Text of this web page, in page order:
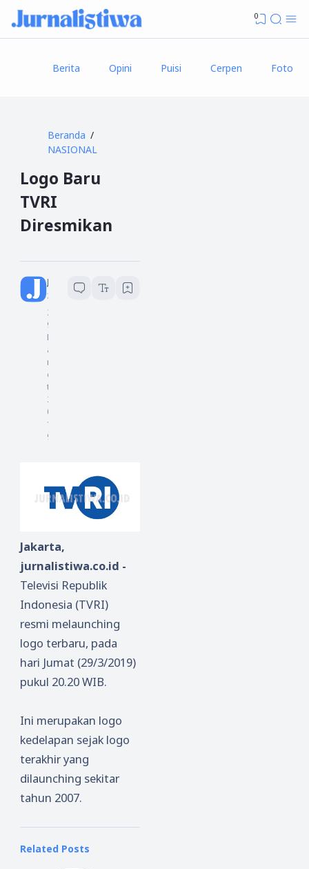
0
Berita Opini Puisi Cerpen Foto
Beranda
NASIONAL
Logo Baru
TVRI
Diresmikan
1
2
9
M
a
r
e
t
2
0
1
9
Jakarta,
jurnalistiwa.co.id -
Televisi Republik
Indonesia (TVRI)
resmi melaunching
logo terbaru, pada
hari Jumat (29/3/2019)
pukul 20.20 WIB.
Ini merupakan logo
kedelapan sejak logo
terakhir yang
dilaunching sekitar
tahun 2007.
Related Posts